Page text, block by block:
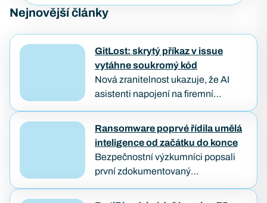
Nejnovější články
GitLost: skrytý příkaz v issue
vytáhne soukromý kód
Nová zranitelnost ukazuje, že AI
asistenti napojení na firemní
obyčejným textem. Útočníkovi stačí
založit veřejný požadavek na opravu
a počkat, až…
Ransomware poprvé řídila umělá
inteligence od začátku do konce
Bezpečnostní výzkumníci popsali
první zdokumentovaný
průniku až po zašifrování dat provedl